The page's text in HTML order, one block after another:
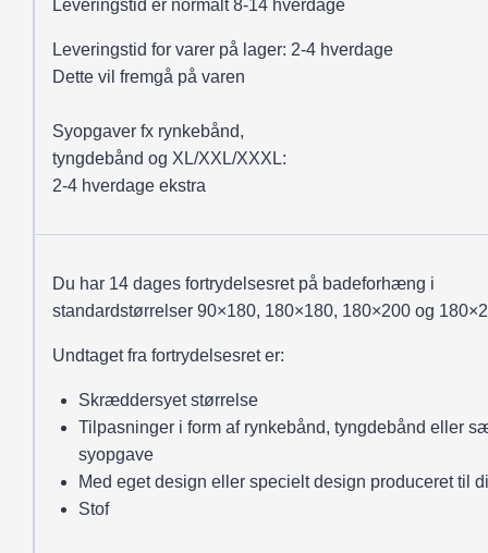
Leveringstid er normalt 8-14 hverdage
Leveringstid for varer på lager: 2-4 hverdage
Dette vil fremgå på varen
Syopgaver fx rynkebånd,
tyngdebånd og XL/XXL/XXXL:
2-4 hverdage ekstra
Du har 14 dages fortrydelsesret på badeforhæng i
standardstørrelser 90×180, 180×180, 180×200 og
Undtaget fra fortrydelsesret er:
Skræddersyet størrelse
Tilpasninger i form af rynkebånd, tyngdebånd eller
syopgave
Med eget design eller specielt design produceret til
Stof